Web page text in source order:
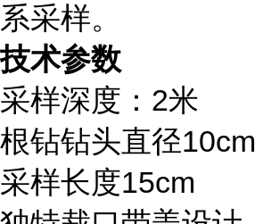
系采样。
技术参数
采样深度： 2米
根钻钻头直径10cm
采样长度15cm